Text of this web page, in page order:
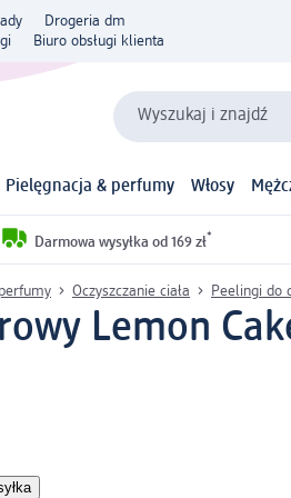
Drogeria dm
Biuro obsługi klienta
Wyszukaj i znajdź
Pielęgnacja & perfumy Włosy
Darmowa wysyłka od 169 zł*
Oczyszczanie ciała Peelingi do
Lemon